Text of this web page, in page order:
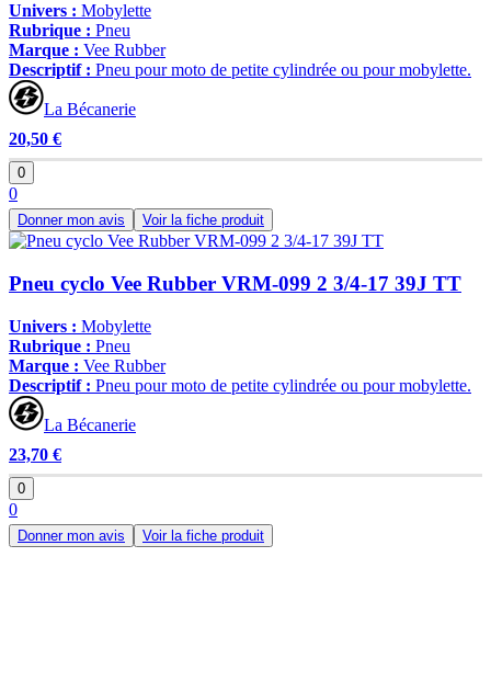
Univers : Mobylette
Rubrique : Pneu
Marque : Vee Rubber
Descriptif : Pneu pour moto de petite cylindrée ou pour mobylette.
La Bécanerie
20,50 €
0
0
Donner mon avis Voir la fiche produit
Pneu cyclo Vee Rubber VRM-099 2 3/4-17 39J TT
Univers : Mobylette
Rubrique : Pneu
Marque : Vee Rubber
Descriptif : Pneu pour moto de petite cylindrée ou pour mobylette.
La Bécanerie
23,70 €
0
0
Donner mon avis Voir la fiche produit